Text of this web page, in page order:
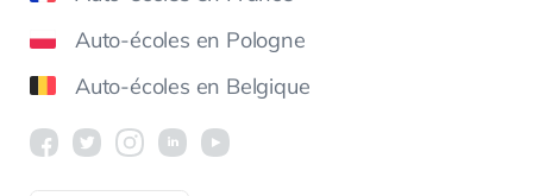
Auto-écoles en Pologne
Auto-écoles en Belgique